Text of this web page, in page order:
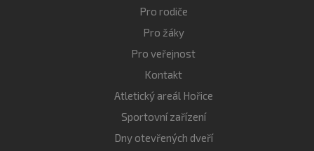
Pro rodiče
Pro žáky
Pro veřejnost
Kontakt
Atletický areál Hořice
Sportovní zařízení
Dny otevřených dveří